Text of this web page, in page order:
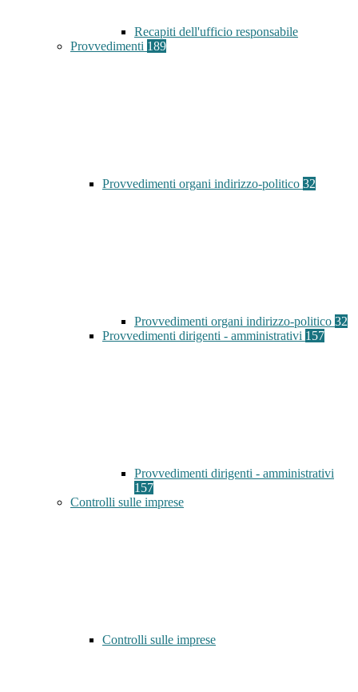
Recapiti dell'ufficio responsabile
Provvedimenti 189
Provvedimenti organi indirizzo-politico 32
Provvedimenti organi indirizzo-politico 32
Provvedimenti dirigenti - amministrativi 157
Provvedimenti dirigenti - amministrativi
157
Controlli sulle imprese
Controlli sulle imprese